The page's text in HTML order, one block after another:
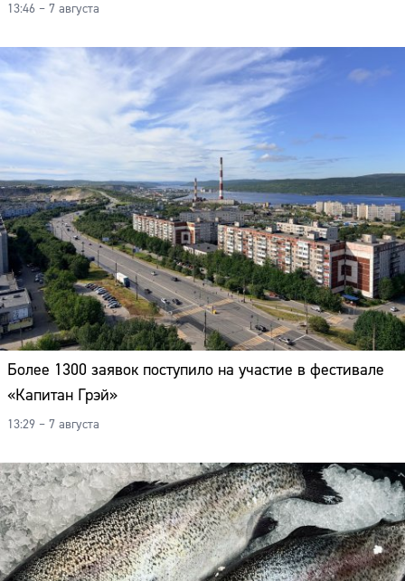
13:46 – 7 августа
Более 1300 заявок поступило на участие в фестивале
«Капитан Грэй»
13:29 – 7 августа